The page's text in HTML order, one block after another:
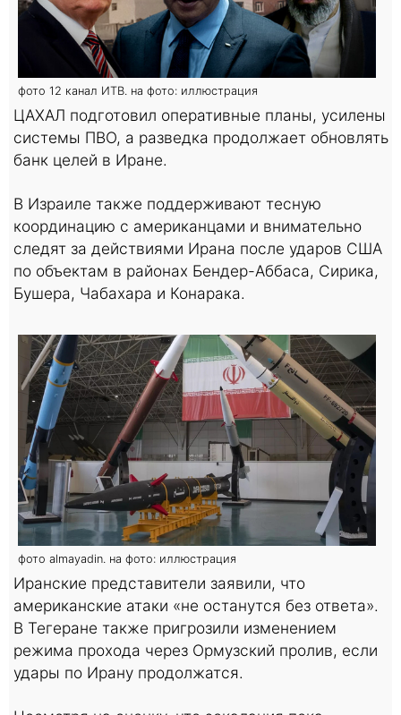
фото 12 канал ИТВ. на фото: иллюстрация
ЦАХАЛ подготовил оперативные планы, усилены
системы ПВО, а разведка продолжает обновлять
банк целей в Иране.
В Израиле также поддерживают тесную
координацию с американцами и внимательно
следят за действиями Ирана после ударов США
по объектам в районах Бендер-Аббаса, Сирика,
Бушера, Чабахара и Конарака.
фото almayadin. на фото: иллюстрация
Иранские представители заявили, что
американские атаки «не останутся без ответа».
В Тегеране также пригрозили изменением
режима прохода через Ормузский пролив, если
удары по Ирану продолжатся.